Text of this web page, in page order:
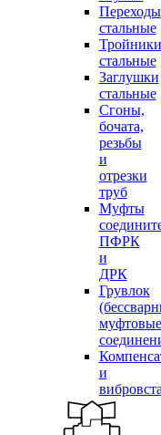
Переходы
стальные
Тройники
стальные
Заглушки
стальные
Сгоны,
бочата,
резьбы
и
отрезки
труб
Муфты
ПФРК
и
ДРК
Грувлок
муфтовые
и